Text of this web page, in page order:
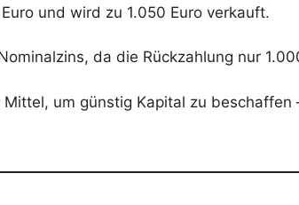
und wird zu 1.050 Euro verkauft.
da die Rückzahlung nur
um günstig Kapital zu